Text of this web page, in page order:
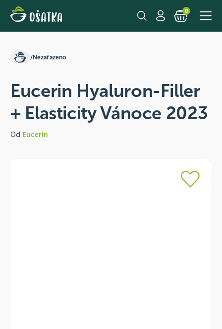
0
/Nezařazeno
Eucerin Hyaluron-Filler
+ Elasticity Vánoce 2023
Od Eucerin